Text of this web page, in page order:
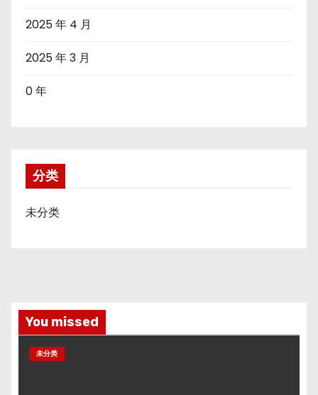
2025 年 4 月
2025 年 3 月
0 年
分类
未分类
You missed
未分类